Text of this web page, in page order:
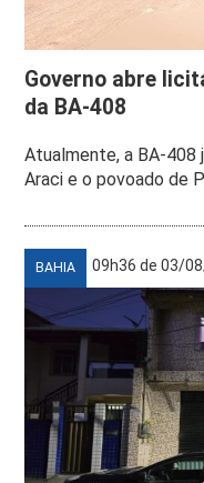
Governo abre
da BA-408
Atualmente, a BA-408
Araci e o povoado de
BAHIA 09h36 de 03/